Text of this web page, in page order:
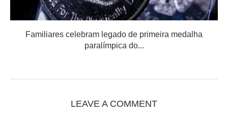
Familiares celebram legado de primeira medalha
paralímpica do...
LEAVE A COMMENT